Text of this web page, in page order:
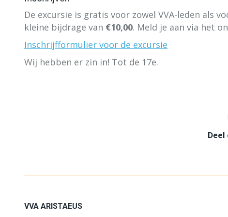
De excursie is gratis voor zowel VVA-leden als
kleine bijdrage van €10,00. Meld je aan via het
Inschrijfformulier voor de excursie
Wij hebben er zin in! Tot de 17e.
VVA ARISTAEUS